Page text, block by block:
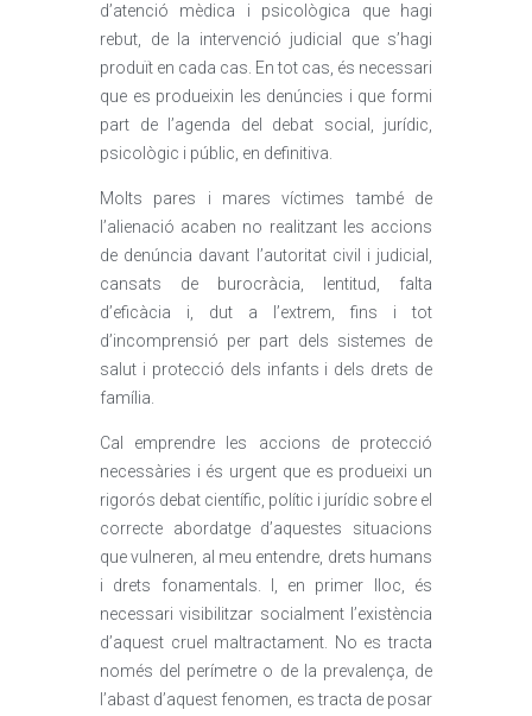
d’atenció mèdica i psicològica que hagi
rebut, de la intervenció judicial que s’hagi
produït en cada cas. En tot cas, és necessari
que es produeixin les denúncies i que formi
part de l’agenda del debat social, jurídic,
psicològic i públic, en definitiva.
Molts pares i mares víctimes també de
l’alienació acaben no realitzant les accions
de denúncia davant l’autoritat civil i judicial,
cansats de burocràcia, lentitud, falta
d’eficàcia i, dut a l’extrem, fins i tot
d’incomprensió per part dels sistemes de
salut i protecció dels infants i dels drets de
família.
Cal emprendre les accions de protecció
necessàries i és urgent que es produeixi un
rigorós debat científic, polític i jurídic sobre el
correcte abordatge d’aquestes situacions
que vulneren, al meu entendre, drets humans
i drets fonamentals. I, en primer lloc, és
necessari visibilitzar socialment l’existència
d’aquest cruel maltractament. No es tracta
només del perímetre o de la prevalença, de
l’abast d’aquest fenomen, es tracta de posar